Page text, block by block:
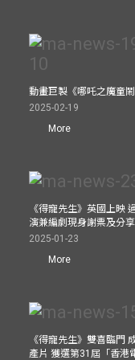
動畫巨製《哪吒之魔童
2025-02-19
More
《得寵先生》英國上映
演兼編劇現身謝票及分
2025-01-23
More
《得寵先生》雙喜臨門
產片 獲選第31屆「香港